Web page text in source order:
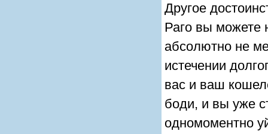
Другое
Раго вы можете
абсолютно не
истечении
вас и ваш
боди, и вы уже
одномоментно